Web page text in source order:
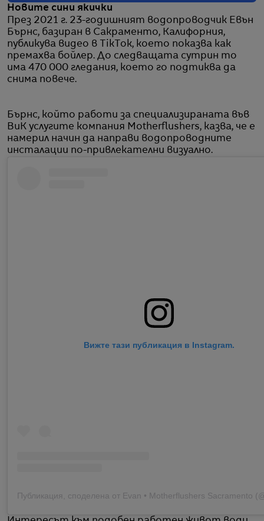
Новите сини якички
През 2021 г. 23-годишният водопроводчик Евън
Бърнс, базиран в Сакраменто, Калифорния,
публикува видео в TikTok, което показва как
премахва бойлер. До следващата сутрин то
има 470 000 гледания, което го подтиква да
снима повече.
Бърнс, който работи за специализираната във
ВиК услугите компания Motherflushers, казва, че е
намерил начин да направи водопроводните
инсталации по-привлекателни визуално.
Вижте тази публикация в Instagram.